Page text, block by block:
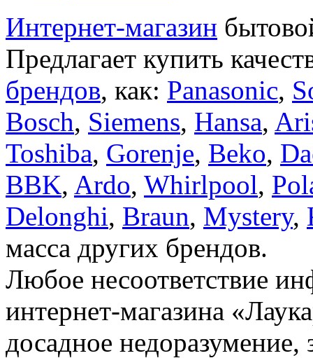
Интернет-магазин
Предлагает купить
брендов, как: Panasonic,
Bosch, Siemens, Hansa,
Toshiba, Gorenje, Beko,
BBK, Ardo, Whirlpool,
Delonghi, Braun, Mystery,
масса других брендов.
Любое несоответствие
интернет-магазина
досадное недоразумение,